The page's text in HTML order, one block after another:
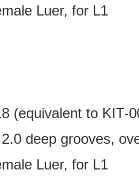
Luer, for L1
(equivalent to KIT-
deep grooves,
Luer, for L1